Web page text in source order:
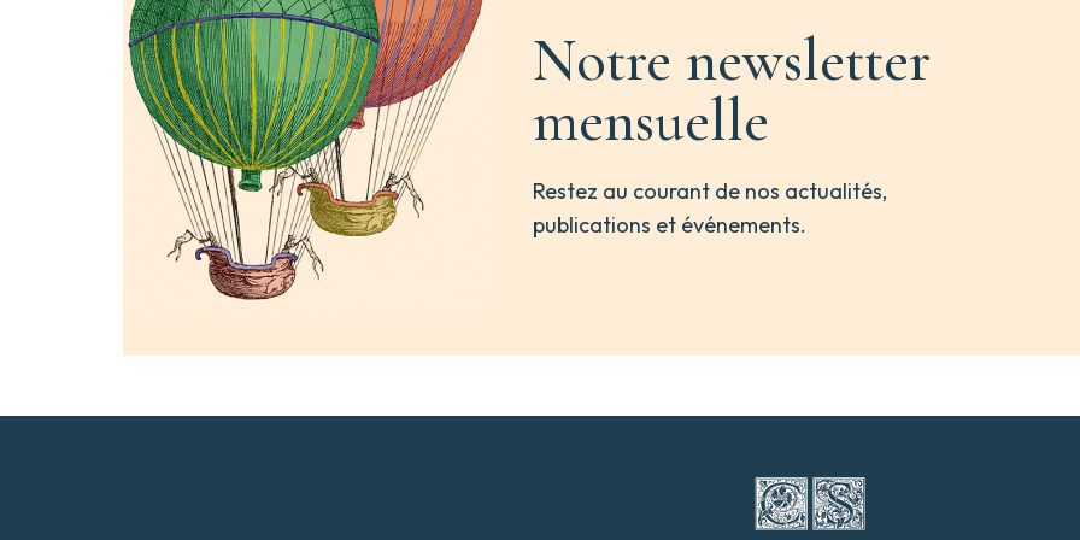
Notre newsletter
mensuelle
Restez au courant de nos actualités,
publications et événements.